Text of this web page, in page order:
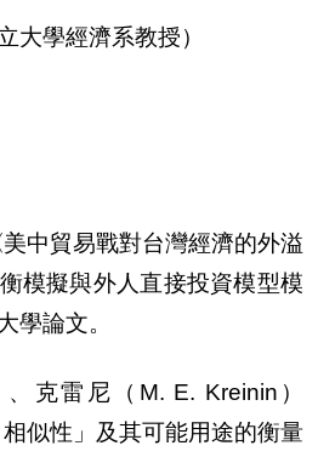
大學經濟系教授）
美中貿易戰對台灣經濟的外溢
模擬與外人直接投資模型模
學論文。
、克雷尼（ M. E. Kreinin ）
似性」及其可能用途的衡量